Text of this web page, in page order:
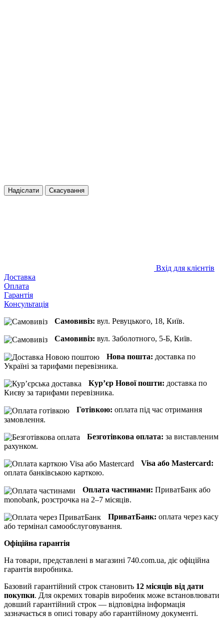
Надіслати Скасування
Вхід для клієнтів
Доставка
Оплата
Гарантія
Консультація
Самовивіз: вул. Ревуцького, 18, Київ.
Самовивіз: вул. Заболотного, 5-Б, Київ.
Нова пошта: доставка по
Україні за тарифами перевізника.
Кур’єр Нової пошти: доставка по
Києву за тарифами перевізника.
Готівкою: оплата під час отримання
замовлення.
Безготівкова оплата: за виставленим
рахунком.
Visa або Mastercard:
оплата банківською карткою.
Оплата частинами: ПриватБанк або
monobank, розстрочка на 2–7 місяців.
ПриватБанк: оплата через касу
або термінал самообслуговування.
Офіційна гарантія
На товари, представлені в магазині 740.com.ua, діє офіційна
гарантія виробника.
Базовий гарантійний строк становить 12 місяців від дати
покупки. Для окремих товарів виробник може встановлювати
довший гарантійний строк — відповідна інформація
зазначається в описі товару або гарантійному документі.